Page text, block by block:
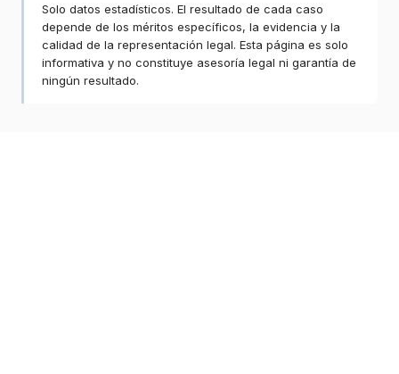
Solo datos estadísticos. El resultado de cada caso
depende de los méritos específicos, la evidencia y la
calidad de la representación legal. Esta página es solo
informativa y no constituye asesoría legal ni garantía de
ningún resultado.